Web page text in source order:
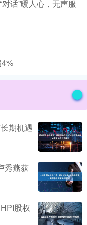
话”暖人心，无声服
期机遇
秀燕获
股权